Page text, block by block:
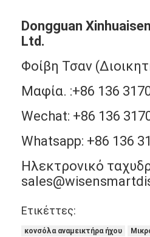
Dongguan
Ltd.
Φοίβη Τσαν
Μαφία. :+86 136
Wechat: +86 136
Whatsapp: +86 136
Ηλεκτρονικό
Ετικέττες:
κονσόλα αναμεικτήρα ήχου